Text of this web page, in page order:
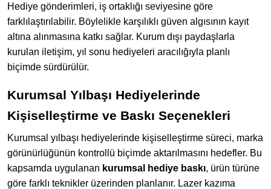
Hediye gönderimleri, iş ortaklığı seviyesine göre
farklılaştırılabilir. Böylelikle karşılıklı güven algısının kayıt
altına alınmasına katkı sağlar. Kurum dışı paydaşlarla
kurulan iletişim, yıl sonu hediyeleri aracılığıyla planlı
biçimde sürdürülür.
Kurumsal Yılbaşı Hediyelerinde
Kişiselleştirme ve Baskı Seçenekleri
Kurumsal yılbaşı hediyelerinde kişiselleştirme süreci, marka
görünürlüğünün kontrollü biçimde aktarılmasını hedefler. Bu
kapsamda uygulanan kurumsal hediye baskı, ürün türüne
göre farklı teknikler üzerinden planlanır. Lazer kazıma